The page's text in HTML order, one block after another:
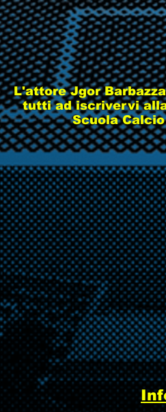
L'attore Jgor
tutti ad iscrivervi
Scuola Calcio